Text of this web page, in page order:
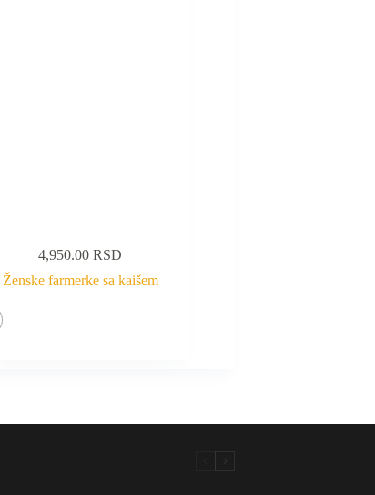
4,950.00 RSD
Ženske farmerke sa kaišem